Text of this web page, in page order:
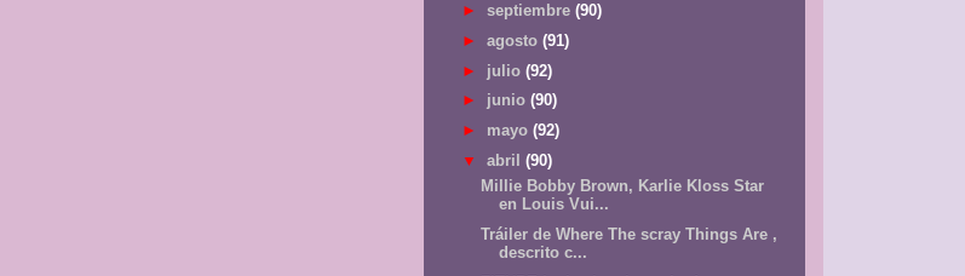
► septiembre (90)
► agosto (91)
► julio (92)
► junio (90)
► mayo (92)
▼ abril (90)
Millie Bobby Brown, Karlie Kloss Star
en Louis Vui...
Tráiler de Where The scray Things Are ,
descrito c...